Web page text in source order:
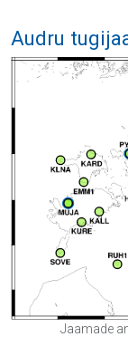
Audru
Jaamade